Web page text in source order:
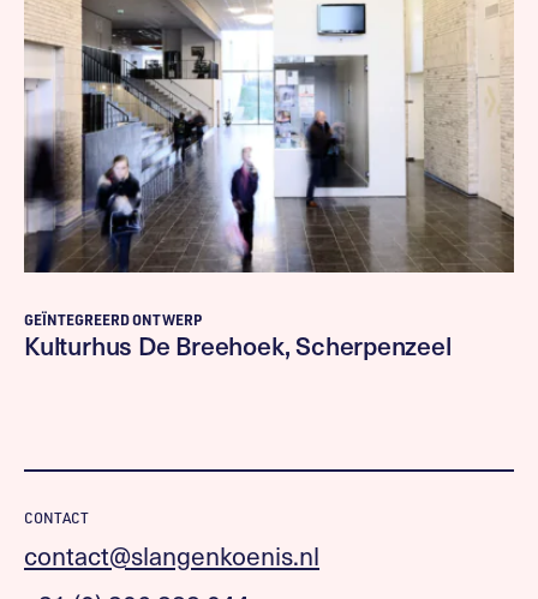
GEÏNTEGREERD ONTWERP
Kulturhus De Breehoek, Scherpenzeel
CONTACT
contact@slangenkoenis.nl